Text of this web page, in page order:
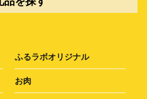
ふるラボオリジナル
お肉